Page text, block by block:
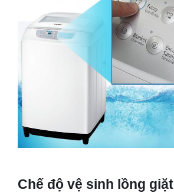
Chế độ vệ sinh lồng giặt